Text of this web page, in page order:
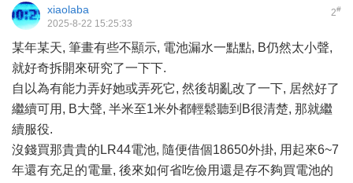
2#
xiaolaba
2025-8-22 15:25:33
某年某天, 筆畫有些不顯示, 電池漏水一點點, B仍然太小聲,
就好奇拆開來研究了一下下.
自以為有能力弄好她或弄死它, 然後胡亂改了一下, 居然好了
繼續可用, B大聲, 半米至1米外都輕鬆聽到B很清楚, 那就繼
續服役.
沒錢買那貴貴的LR44電池, 隨便借個18650外掛, 用起來6~7
年還有充足的電量, 後來如何省吃儉用還是存不夠買電池的